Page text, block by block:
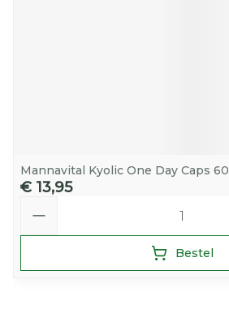
Mannavital Kyolic One Day Caps 60
€ 13,95
Bestel